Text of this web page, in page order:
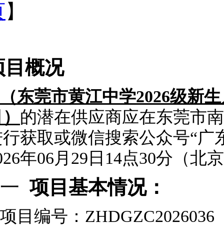
】
目概况
（东莞市黄江中学2026级新
的潜在供应商应在东莞市
获取或微信搜索公众号“广
年06月 29 日 14点30分（北
一 项目基本情况：
项目编号： ZHDGZC2026036